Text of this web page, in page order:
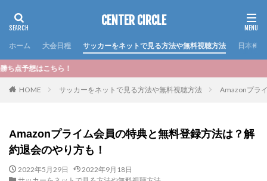
CENTER CIRCLE
ホーム 大会日程 サッカーをネットで見る方法や無料視聴方法 日本代表
HOME サッカーをネットで見る方法や無料視聴方法 Amazonプラ
Amazonプライム会員の特典と無料登録方法は？解
約退会のやり方も！
2022年5月29日
2022年9月18日